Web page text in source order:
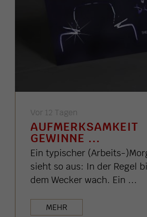
Vor 12 Tagen
AUFMERKSAMKEIT
GEWINNE ...
Ein typischer (Arbeits-
sieht so aus: In der Regel
dem Wecker wach. Ein ...
MEHR